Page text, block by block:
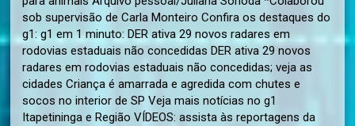
sob supervisão de Carla Monteiro Confira os destaques do
g1: g1 em 1 minuto: DER ativa 29 novos radares em
rodovias estaduais não concedidas DER ativa 29 novos
radares em rodovias estaduais não concedidas; veja as
cidades Criança é amarrada e agredida com chutes e
socos no interior de SP Veja mais notícias no g1
Itapetininga e Região VÍDEOS: assista às reportagens da